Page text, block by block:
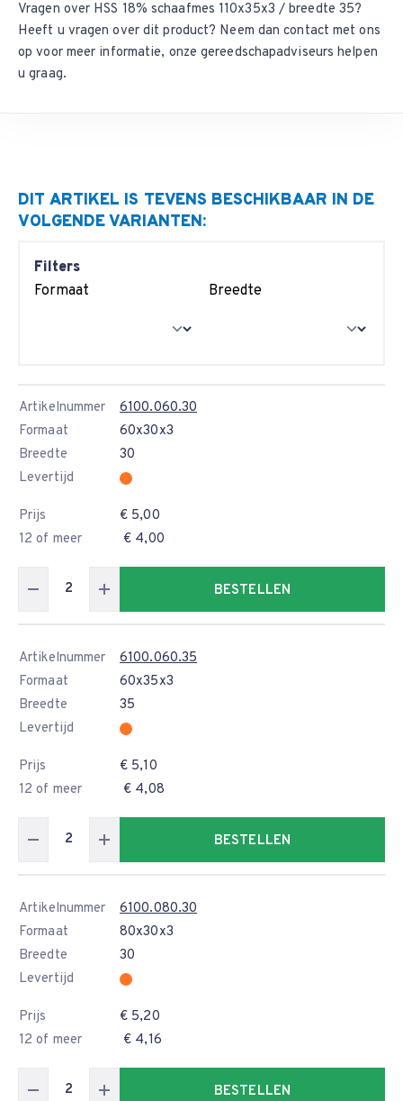
blijven tot wel 4 keer langer scherp dan schaafmessen in
HSS 18% kwailteit. Dit artikel heeft een minimale
bestelhoeveelheid van 2 stuks.
Zit uw maat er niet tussen?
Vragen over HSS 18% schaafmes 110x35x3 / breedte 35?
Heeft u vragen over dit product? Neem dancontact met ons
op voor meer informatie, onze gereedschapadviseurs helpen
u graag.
DIT ARTIKEL IS TEVENS BESCHIKBAAR IN DE
VOLGENDE VARIANTEN:
Filters
Formaat
Breedte
Artikelnummer
6100.060.30
Formaat
60x30x3
Breedte
30
Levertijd
Prijs
€ 5,00
12 of meer
€ 4,00
BESTELLEN
Artikelnummer
6100.060.35
Formaat
60x35x3
Breedte
35
Levertijd
Prijs
€ 5,10
12 of meer
€ 4,08
BESTELLEN
Artikelnummer
6100.080.30
Formaat
80x30x3
Breedte
30
Levertijd
Prijs
€ 5,20
12 of meer
€ 4,16
BESTELLEN